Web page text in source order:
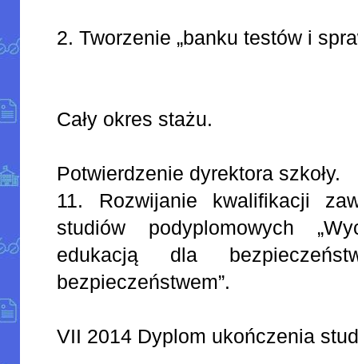
2. Tworzenie „banku testów i
Cały okres stażu.
Potwierdzenie dyrektora szkoły.
11. Rozwijanie kwalifikacji
studiów podyplomowych
edukacją dla
bezpieczeństwem”.
VII 2014 Dyplom ukończenia